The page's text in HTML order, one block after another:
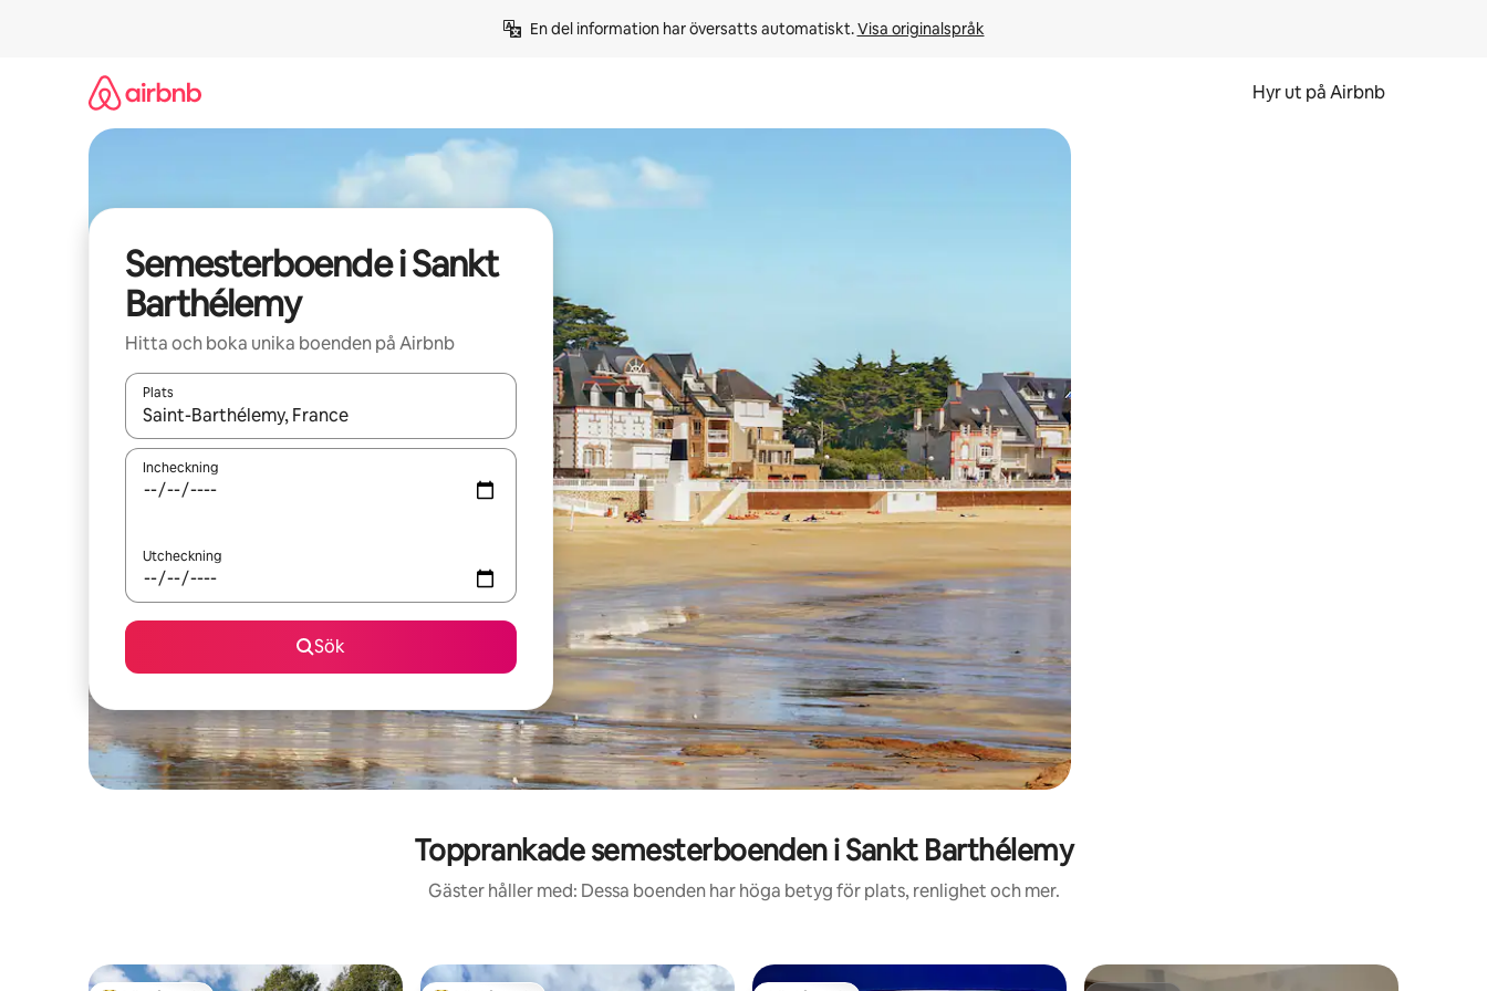
En del information har översatts automatiskt. Visa originalspråk
Hyr ut på Airbnb
Semesterboende i Sankt
Barthélemy
Hitta och boka unika boenden på Airbnb
Plats
När resultaten är tillgängliga kan du navigera med upp- och nedåtpilarna eller utforska genom att trycka eller svepa.
Incheckning
Utcheckning
Sök
Topprankade semesterboenden i Sankt Barthélemy
Gäster håller med: Dessa boenden har höga betyg för plats, renlighet och mer.